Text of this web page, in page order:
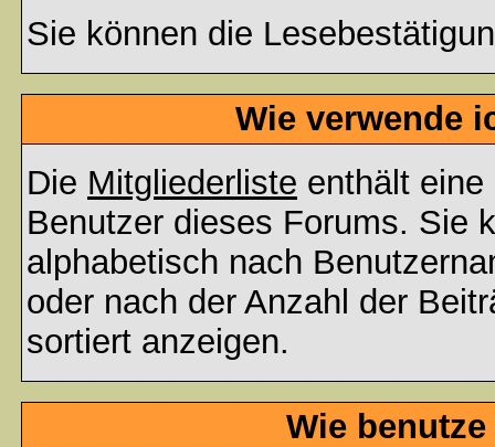
Sie können die
Wie verwende
Die Mitgliederliste enthält
Benutzer dieses Forums. Sie
alphabetisch nach
oder nach der Anzahl der
sortiert anzeigen.
Wie